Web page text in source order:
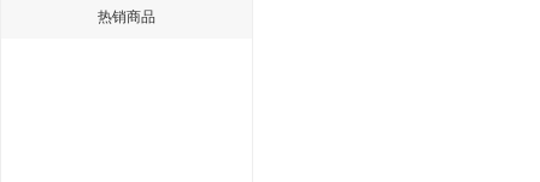
热销商品